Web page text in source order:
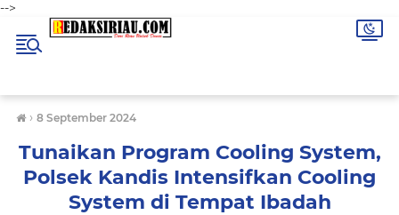
-->
› 8 September 2024
Tunaikan Program Cooling System,
Polsek Kandis Intensifkan Cooling
System di Tempat Ibadah